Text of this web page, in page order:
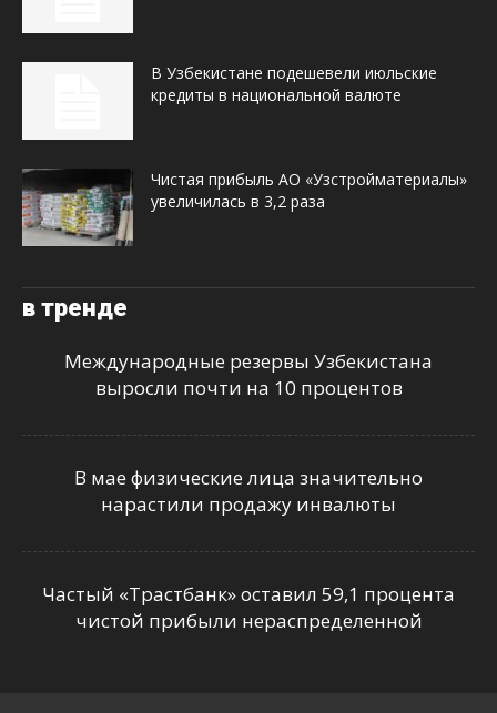
В Узбекистане подешевели июльские
кредиты в национальной валюте
Чистая прибыль АО «Узстройматериалы»
увеличилась в 3,2 раза
в тренде
Международные резервы Узбекистана
выросли почти на 10 процентов
В мае физические лица значительно
нарастили продажу инвалюты
Частый «Трастбанк» оставил 59,1 процента
чистой прибыли нераспределенной